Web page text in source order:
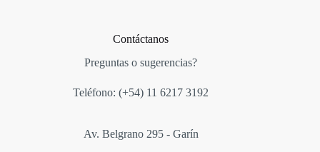
Contáctanos
Preguntas o sugerencias?
Teléfono: (+54) 11 6217 3192
Av. Belgrano 295 - Garín